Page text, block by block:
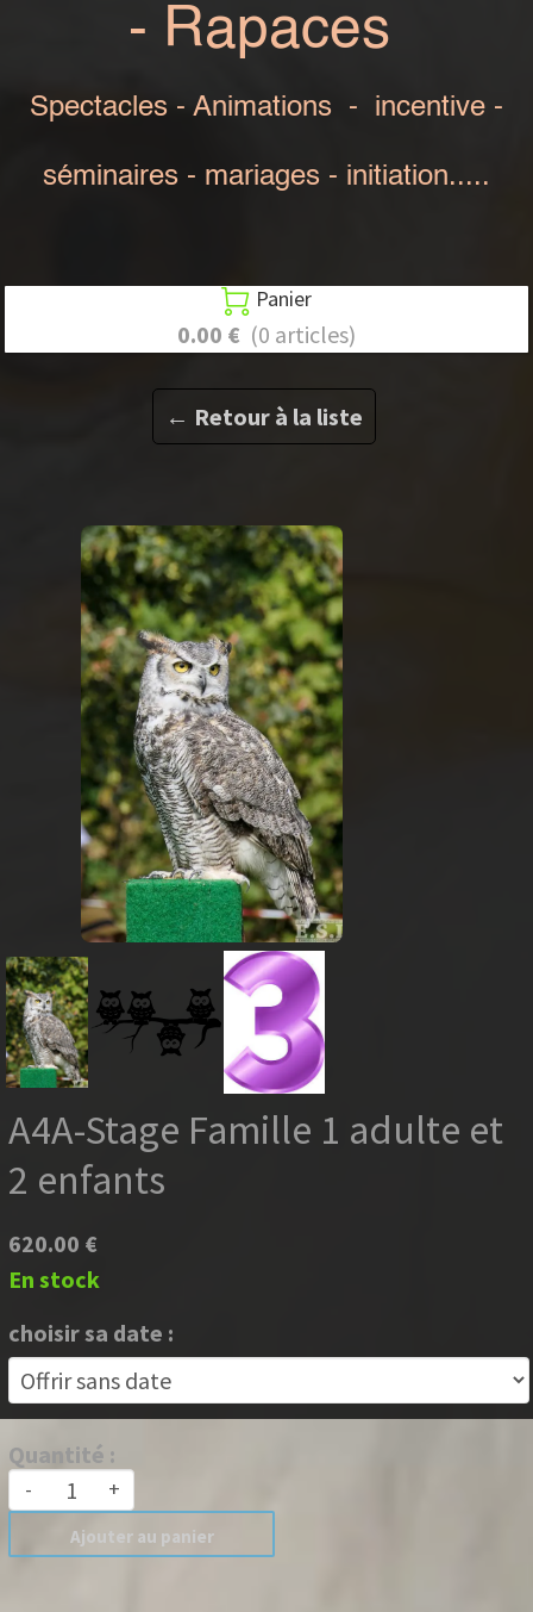
- Rapaces
Spectacles - Animations - incentive -
séminaires - mariages - initiation.....
 Panier
0.00 € (0 articles)
← Retour à la liste
A4A-Stage Famille 1 adulte et
2 enfants
620.00 €
En stock
choisir sa date :
Quantité :
- +
Ajouter au panier